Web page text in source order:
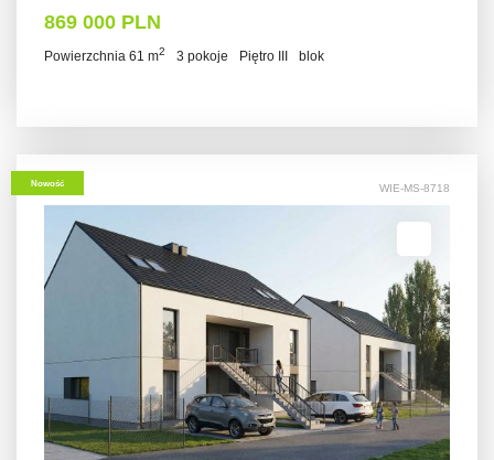
869 000 PLN
Powierzchnia 61 m2 3 pokoje Piętro III blok
Nowość WIE-MS-8718